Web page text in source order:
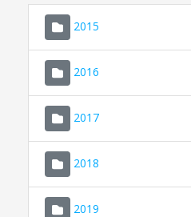
2015
2016
2017
2018
2019